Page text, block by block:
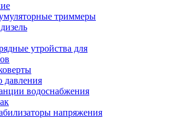
триммеры
утройства для
давления
водоснабжения
напряжения